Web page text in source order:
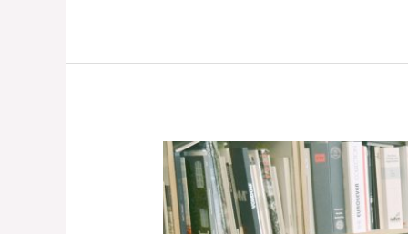
Rechace
mensajes
phishing